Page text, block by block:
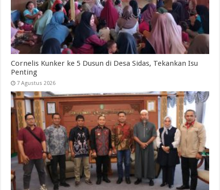
Cornelis Kunker ke 5 Dusun di Desa Sidas, Tekankan Isu
Penting
7 Agustus 2026